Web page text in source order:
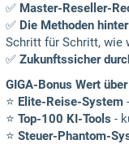
✅ Master-Reseller-
✅ Die Methoden
Schritt für Schritt, wie
✅ Zukunftssicher
GIGA-Bonus Wert
⭐ Elite-Reise-System
⭐ Top-100 KI-Tools -
⭐ Steuer-Phantom-